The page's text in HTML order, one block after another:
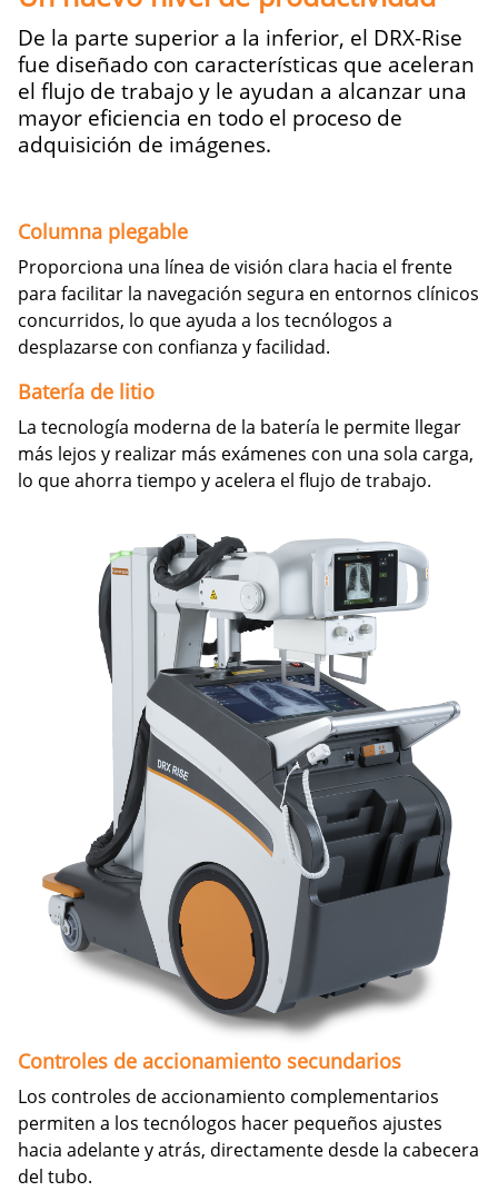
De la parte superior a la inferior, el DRX-Rise
fue diseñado con características que aceleran
el flujo de trabajo y le ayudan a alcanzar una
mayor eficiencia en todo el proceso de
adquisición de imágenes.
Columna plegable
Proporciona una línea de visión clara hacia el frente
para facilitar la navegación segura en entornos clínicos
concurridos, lo que ayuda a los tecnólogos a
desplazarse con confianza y facilidad.
Batería de litio
La tecnología moderna de la batería le permite llegar
más lejos y realizar más exámenes con una sola carga,
lo que ahorra tiempo y acelera el flujo de trabajo.
Controles de accionamiento secundarios
Los controles de accionamiento complementarios
permiten a los tecnólogos hacer pequeños ajustes
hacia adelante y atrás, directamente desde la cabecera
del tubo.